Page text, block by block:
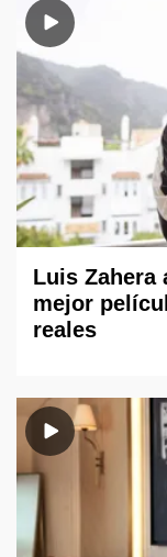
Luis Zahera
mejor
reales